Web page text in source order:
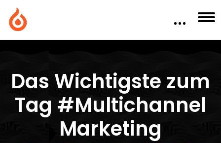
Das Wichtigste zum
Tag #Multichannel
Marketing